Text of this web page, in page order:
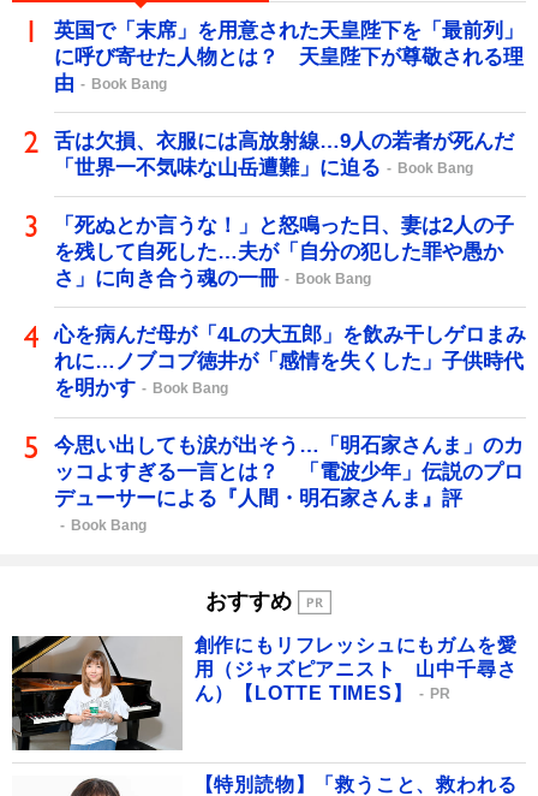
英国で「末席」を用意された天皇陛下を「最前列」
に呼び寄せた人物とは？ 天皇陛下が尊敬される理
由
Book Bang
舌は欠損、衣服には高放射線…9人の若者が死んだ
「世界一不気味な山岳遭難」に迫る
Book Bang
「死ぬとか言うな！」と怒鳴った日、妻は2人の子
を残して自死した…夫が「自分の犯した罪や愚か
さ」に向き合う魂の一冊
Book Bang
心を病んだ母が「4Lの大五郎」を飲み干しゲロまみ
れに…ノブコブ徳井が「感情を失くした」子供時代
を明かす
Book Bang
今思い出しても涙が出そう…「明石家さんま」のカ
ッコよすぎる一言とは？ 「電波少年」伝説のプロ
デューサーによる『人間・明石家さんま』評
Book Bang
おすすめ
創作にもリフレッシュにもガムを愛
用（ジャズピアニスト 山中千尋さ
ん）【LOTTE TIMES】
PR
【特別読物】「救うこと、救われる